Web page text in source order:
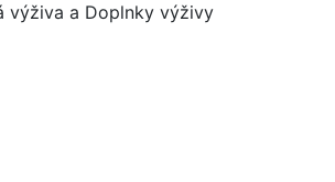
výživa a Doplnky výživy